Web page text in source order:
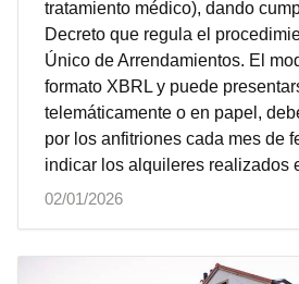
tratamiento médico), dando
Decreto que regula el
Único de Arrendamientos. El
formato XBRL y puede
telemáticamente o en papel,
por los anfitriones cada mes de
indicar los alquileres realizados
02/01/2026